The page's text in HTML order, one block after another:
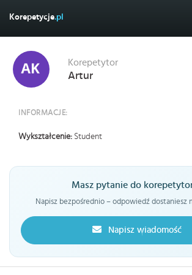
Korepetycje.pl
Korepetytor
Artur
INFORMACJE:
Wykształcenie: Student
Masz pytanie do
Napisz bezpośrednio – odpowiedź dostaniesz
Napisz wiadomość